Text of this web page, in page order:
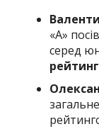
«А»
серед